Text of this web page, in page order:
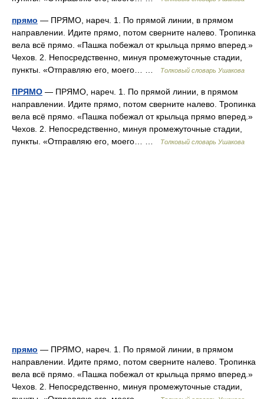
прямо — ПРЯМО, нареч. 1. По прямой линии, в прямом
направлении. Идите прямо, потом сверните налево. Тропинка
вела всё прямо. «Пашка побежал от крыльца прямо вперед.»
Чехов. 2. Непосредственно, минуя промежуточные стадии,
пункты. «Отправляю его, моего… …
Толковый словарь Ушакова
ПРЯМО — ПРЯМО, нареч. 1. По прямой линии, в прямом
направлении. Идите прямо, потом сверните налево. Тропинка
вела всё прямо. «Пашка побежал от крыльца прямо вперед.»
Чехов. 2. Непосредственно, минуя промежуточные стадии,
пункты. «Отправляю его, моего… …
Толковый словарь Ушакова
прямо — ПРЯМО, нареч. 1. По прямой линии, в прямом
направлении. Идите прямо, потом сверните налево. Тропинка
вела всё прямо. «Пашка побежал от крыльца прямо вперед.»
Чехов. 2. Непосредственно, минуя промежуточные стадии,